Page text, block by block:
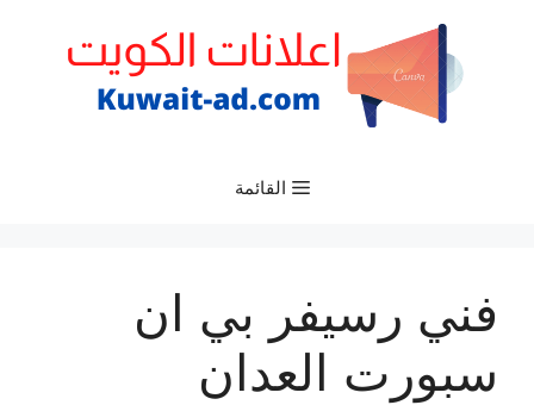
القائمة
فني رسيفر بي ان
سبورت العدان